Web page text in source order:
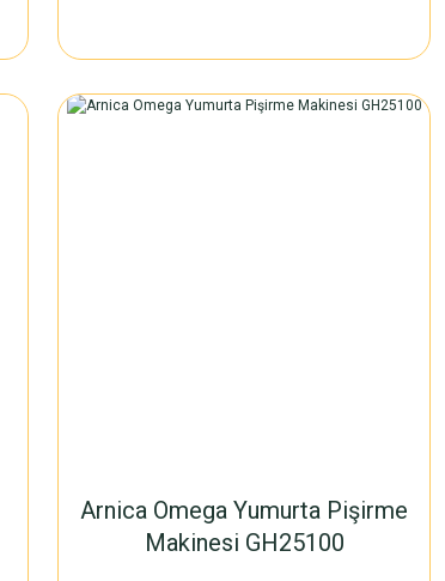
Arnica Omega Yumurta Pişirme
Makinesi GH25100